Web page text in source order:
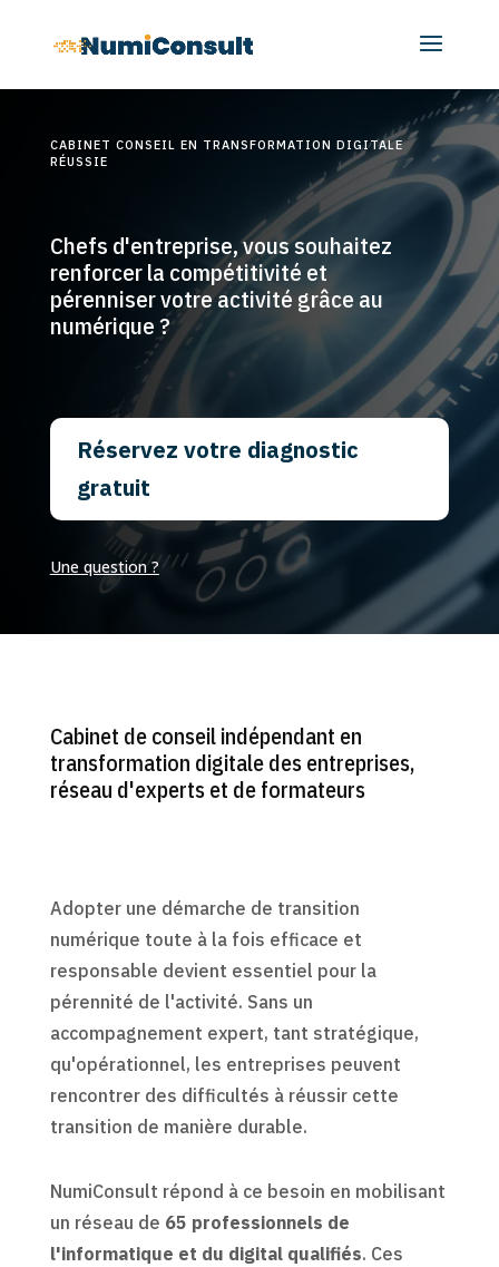
CABINET CONSEIL EN TRANSFORMATION DIGITALE
RÉUSSIE
Chefs d'entreprise, vous souhaitez
renforcer la compétitivité et
pérenniser votre activité grâce au
numérique ?
Réservez votre diagnostic
gratuit
Une question ?
Cabinet de conseil indépendant en
transformation digitale des entreprises,
réseau d'experts et de formateurs
Adopter une démarche de transition
numérique toute à la fois efficace et
responsable devient essentiel pour la
pérennité de l'activité. Sans un
accompagnement expert, tant stratégique,
qu'opérationnel, les entreprises peuvent
rencontrer des difficultés à réussir cette
transition de manière durable.
NumiConsult répond à ce besoin en mobilisant
un réseau de 65 professionnels de
l'informatique et du digital qualifiés. Ces